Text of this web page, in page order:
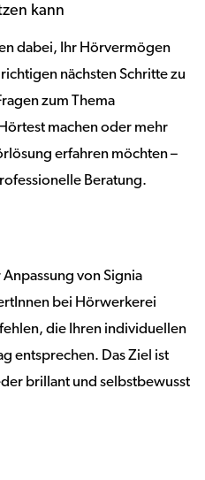
kann
dabei, Ihr Hörvermögen
nächsten Schritte zu
zum Thema
machen oder mehr
erfahren möchten –
Beratung.
von Signia
bei Hörwerkerei
die Ihren individuellen
entsprechen. Das Ziel ist
brillant und selbstbewusst